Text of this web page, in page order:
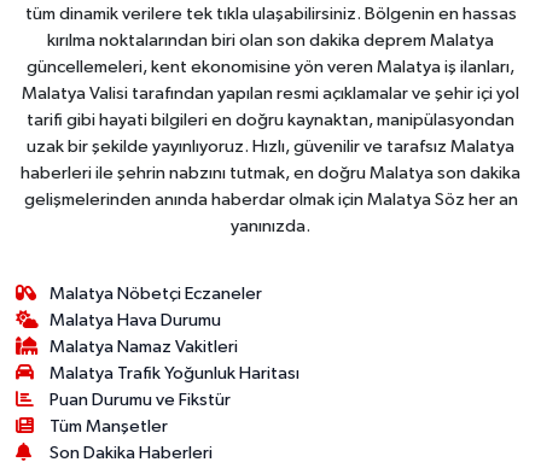
tüm dinamik verilere tek tıkla ulaşabilirsiniz. Bölgenin en hassas
kırılma noktalarından biri olan son dakika deprem Malatya
güncellemeleri, kent ekonomisine yön veren Malatya iş ilanları,
Malatya Valisi tarafından yapılan resmi açıklamalar ve şehir içi yol
tarifi gibi hayati bilgileri en doğru kaynaktan, manipülasyondan
uzak bir şekilde yayınlıyoruz. Hızlı, güvenilir ve tarafsız Malatya
haberleri ile şehrin nabzını tutmak, en doğru Malatya son dakika
gelişmelerinden anında haberdar olmak için Malatya Söz her an
yanınızda.
Malatya Nöbetçi Eczaneler
Malatya Hava Durumu
Malatya Namaz Vakitleri
Malatya Trafik Yoğunluk Haritası
Puan Durumu ve Fikstür
Tüm Manşetler
Son Dakika Haberleri